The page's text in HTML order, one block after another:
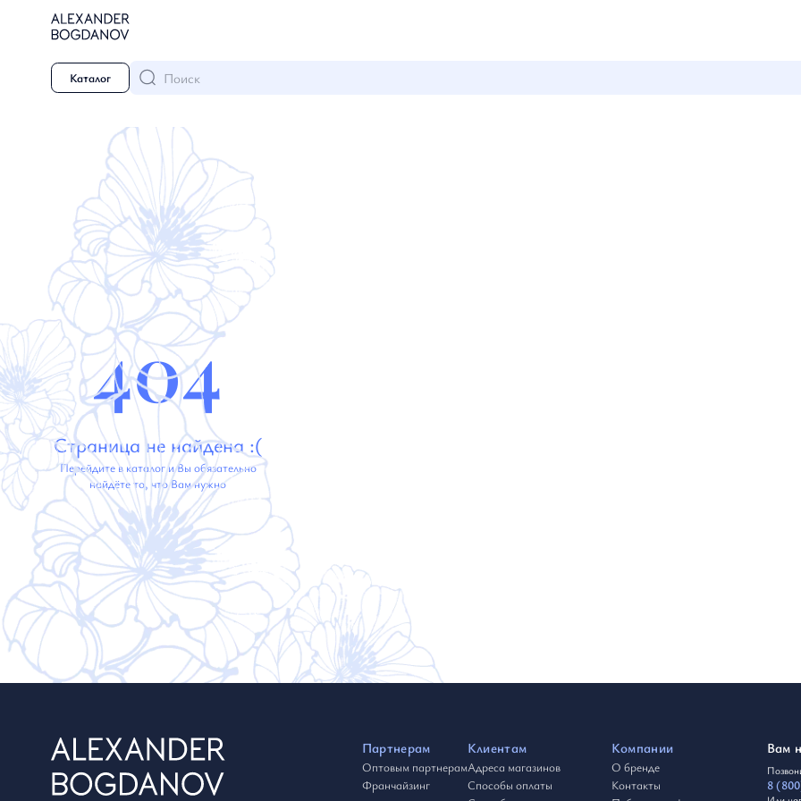
Каталог Поиск
404
Страница не найдена :(
Перейдите в каталог и Вы обязательно
найдёте то, что Вам нужно
Партнерам
Оптовым партнерам
Франчайзинг
Клиентам
Адреса магазинов
Способы оплаты
Компании
О бренде
Контакты
Вам
8